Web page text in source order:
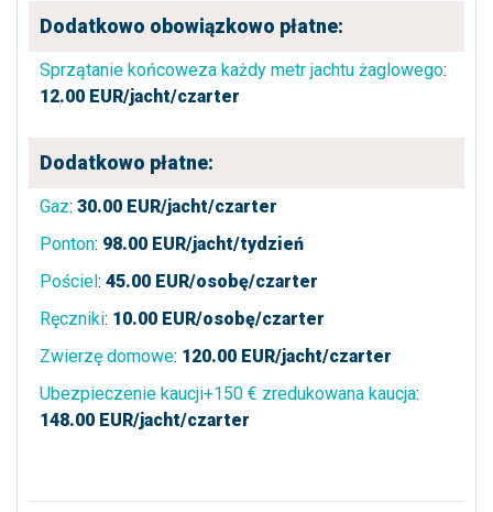
Dodatkowo obowiązkowo płatne:
Sprzątanie końcoweza każdy metr jachtu żaglowego:
12.00 EUR/jacht/czarter
Dodatkowo płatne:
Gaz: 30.00 EUR/jacht/czarter
Ponton: 98.00 EUR/jacht/tydzień
Pościel: 45.00 EUR/osobę/czarter
Ręczniki: 10.00 EUR/osobę/czarter
Zwierzę domowe: 120.00 EUR/jacht/czarter
Ubezpieczenie kaucji+150 € zredukowana kaucja:
148.00 EUR/jacht/czarter